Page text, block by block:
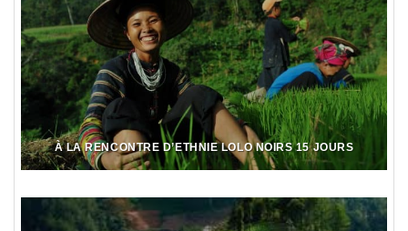
À LA RENCONTRE D’ETHNIE LOLO NOIRS 15 JOURS